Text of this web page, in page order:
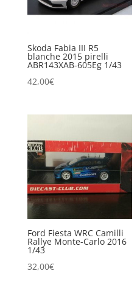
Skoda Fabia III R5
blanche 2015 pirelli
ABR143XAB-605Eg 1/43
42,00€
Ford Fiesta WRC Camilli
Rallye Monte-Carlo 2016
1/43
32,00€